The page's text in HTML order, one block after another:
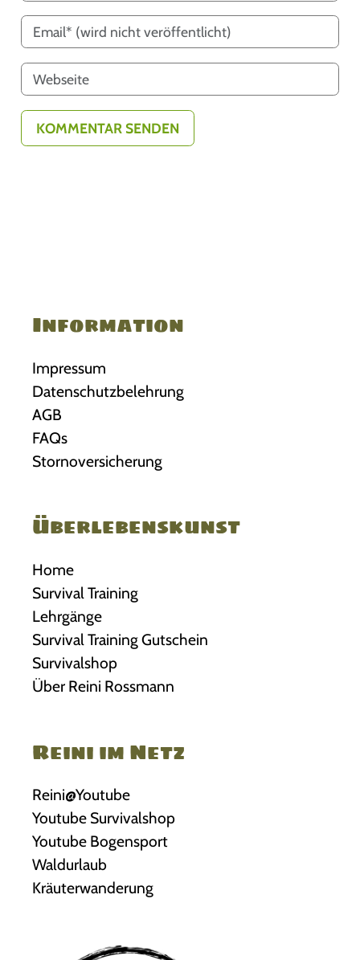
Information
Impressum
Datenschutzbelehrung
AGB
FAQs
Stornoversicherung
Überlebenskunst
Home
Survival Training
Lehrgänge
Survival Training Gutschein
Survivalshop
Über Reini Rossmann
Reini im Netz
Reini@Youtube
Youtube Survivalshop
Youtube Bogensport
Waldurlaub
Kräuterwanderung